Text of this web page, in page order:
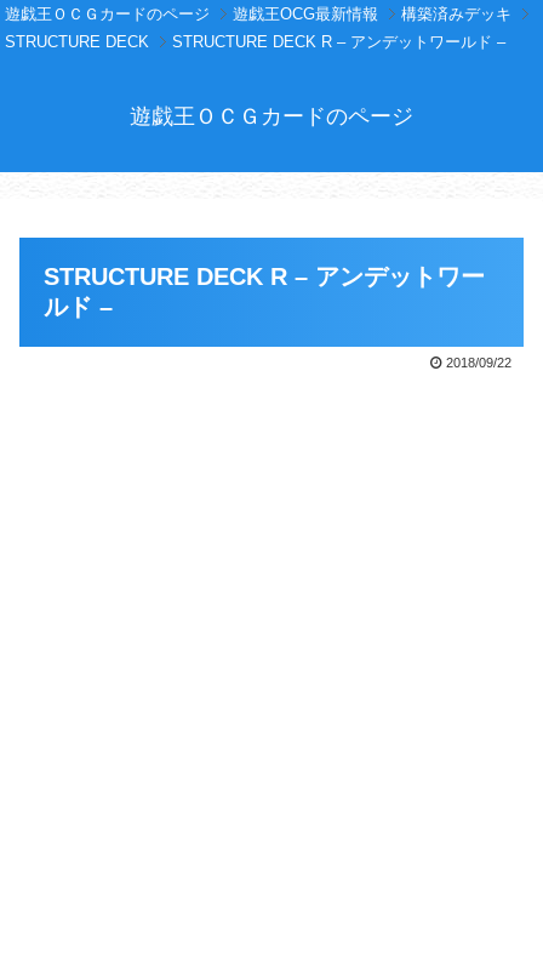
遊戯王ＯＣＧカードのページ 遊戯王OCG最新情報
構築済みデッキ
STRUCTURE DECK
STRUCTURE DECK R – アンデットワールド –
遊戯王ＯＣＧカードのページ
STRUCTURE DECK R – アンデットワー
ルド –
2018/09/22